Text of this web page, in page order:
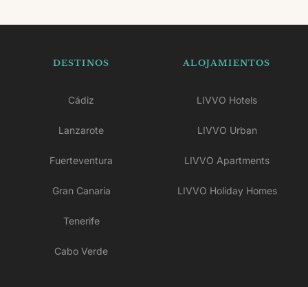
DESTINOS
Cádiz
Lanzarote
Fuerteventura
Gran Canaria
Tenerife
Cabo Verde
ALOJAMIENTOS
LIVVO Hotels
LIVVO Urban
LIVVO Apartments
LIVVO Holiday Homes